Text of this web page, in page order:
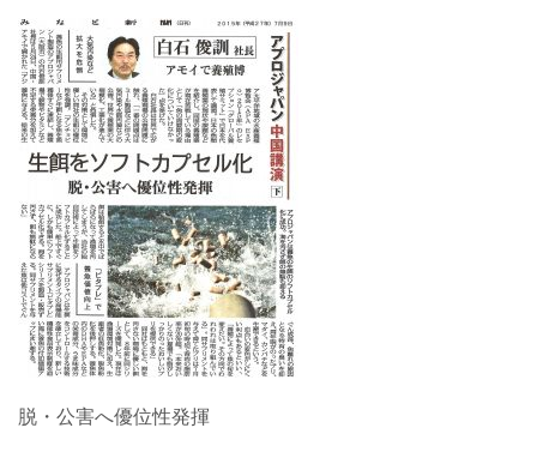
脱・公害へ優位性発揮